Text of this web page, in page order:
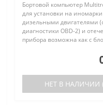
Бортовой компьютер
для установки на
дизельными двигателями
диагностики OBD-2) и
прибора возможна как с
НЕТ В НАЛИЧИИ